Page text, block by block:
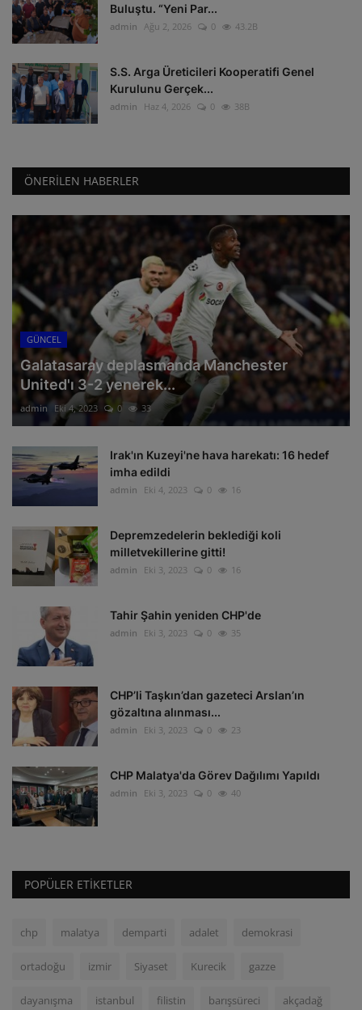
Buluştu. “Yeni Par...
admin Ağu 2, 2026 0 43.2B
S.S. Arga Üreticileri Kooperatifi Genel
Kurulunu Gerçek...
admin Haz 4, 2026 0 38B
ÖNERILEN HABERLER
GÜNCEL
Galatasaray deplasmanda Manchester
United'ı 3-2 yenerek...
admin Eki 4, 2023 0 33
Irak'ın Kuzeyi'ne hava harekatı: 16 hedef
imha edildi
admin Eki 4, 2023 0 16
Depremzedelerin beklediği koli
milletvekillerine gitti!
admin Eki 3, 2023 0 16
Tahir Şahin yeniden CHP'de
admin Eki 3, 2023 0 35
CHP’li Taşkın’dan gazeteci Arslan’ın
gözaltına alınması...
admin Eki 3, 2023 0 23
CHP Malatya'da Görev Dağılımı Yapıldı
admin Eki 3, 2023 0 40
POPÜLER ETIKETLER
chp malatya demparti adalet demokrasi
ortadoğu izmir Siyaset Kurecik gazze
dayanışma istanbul filistin barışsüreci akçadağ